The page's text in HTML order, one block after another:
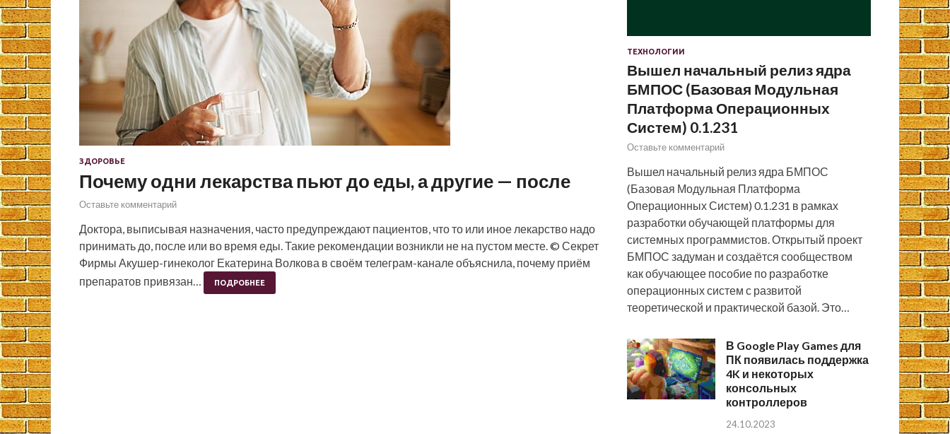
ЗДОРОВЬЕ
Почему одни лекарства пьют до еды, а другие — после
Оставьте комментарий
Доктора, выписывая назначения, часто предупреждают пациентов, что то или иное лекарство надо
принимать до, после или во время еды. Такие рекомендации возникли не на пустом месте. © Секрет
Фирмы Акушер-гинеколог Екатерина Волкова в своём телеграм-канале объяснила, почему приём
препаратов привязан…
ПОДРОБНЕЕ
ТЕХНОЛОГИИ
Вышел начальный релиз ядра
БМПОС (Базовая Модульная
Платформа Операционных
Систем) 0.1.231
Оставьте комментарий
Вышел начальный релиз ядра БМПОС
(Базовая Модульная Платформа
Операционных Систем) 0.1.231 в рамках
разработки обучающей платформы для
системных программистов. Открытый проект
БМПОС задуман и создаётся сообществом
как обучающее пособие по разработке
операционных систем с развитой
теоретической и практической базой. Это…
В Google Play Games для
ПК появилась поддержка
4K и некоторых
консольных
контроллеров
24.10.2023